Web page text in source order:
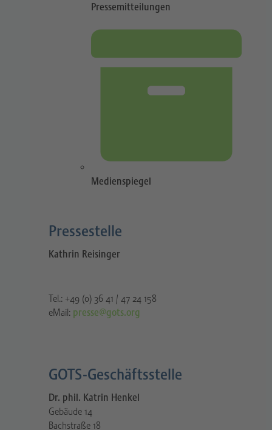
Pressemitteilungen
Medienspiegel
Pressestelle​
Kathrin Reisinger
Tel.: +49 (0) 36 41 / 47 24 158
eMail: presse@gots.org
GOTS-Geschäftsstelle
Dr. phil. Katrin Henkel
Gebäude 14
Bachstraße 18